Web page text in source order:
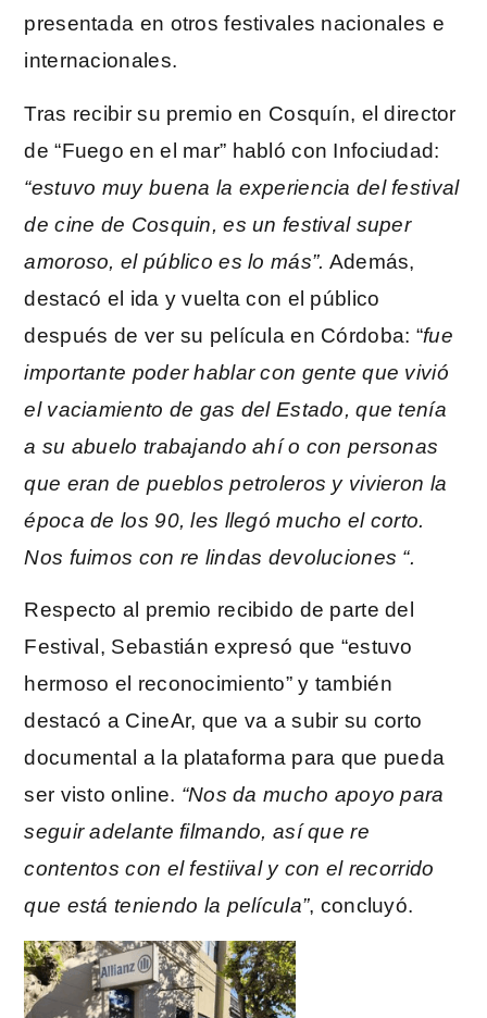
presentada en otros festivales nacionales e
internacionales.
Tras recibir su premio en Cosquín, el director
de “Fuego en el mar” habló con Infociudad:
“estuvo muy buena la experiencia del festival
de cine de Cosquin, es un festival super
amoroso, el público es lo más”. Además,
destacó el ida y vuelta con el público
después de ver su película en Córdoba: “fue
importante poder hablar con gente que vivió
el vaciamiento de gas del Estado, que tenía
a su abuelo trabajando ahí o con personas
que eran de pueblos petroleros y vivieron la
época de los 90, les llegó mucho el corto.
Nos fuimos con re lindas devoluciones “.
Respecto al premio recibido de parte del
Festival, Sebastián expresó que “estuvo
hermoso el reconocimiento” y también
destacó a CineAr, que va a subir su corto
documental a la plataforma para que pueda
ser visto online. “Nos da mucho apoyo para
seguir adelante filmando, así que re
contentos con el festiival y con el recorrido
que está teniendo la película”, concluyó.